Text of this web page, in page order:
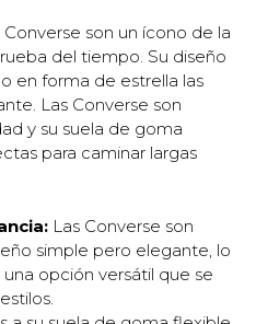
son un ícono de la
del tiempo. Su diseño
en forma de estrella las
Las Converse son
y su suela de goma
para caminar largas
Las Converse son
simple pero elegante, lo
opción versátil que se